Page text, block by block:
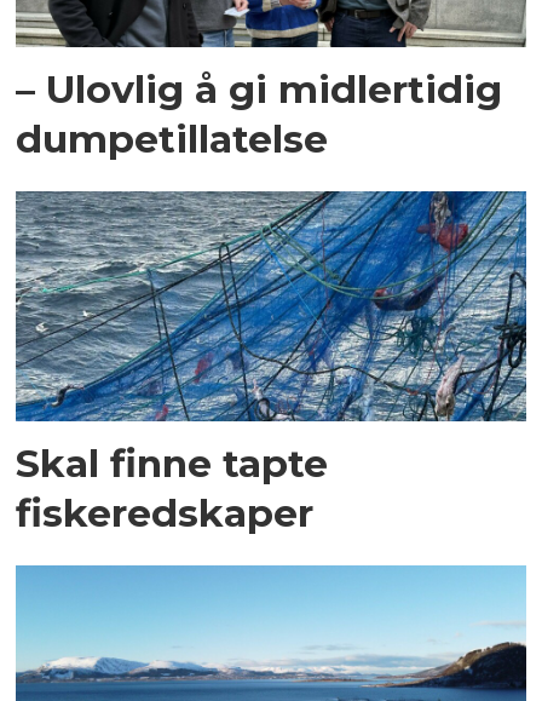
– Ulovlig å gi midlertidig
dumpetillatelse
Skal finne tapte
fiskeredskaper